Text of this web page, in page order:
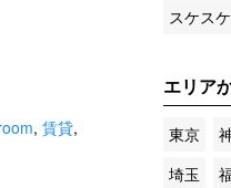
, 賃貸,
スケスケ
エリア
東京
埼玉